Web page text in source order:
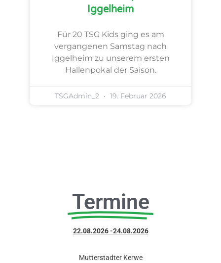
Iggelheim
Für 20 TSG Kids ging es am
vergangenen Samstag nach
Iggelheim zu unserem ersten
Hallenpokal der Saison.
TSGAdmin_2 19. Februar 2026
Termine
22.08.2026 -24.08.2026
Mutterstadter Kerwe